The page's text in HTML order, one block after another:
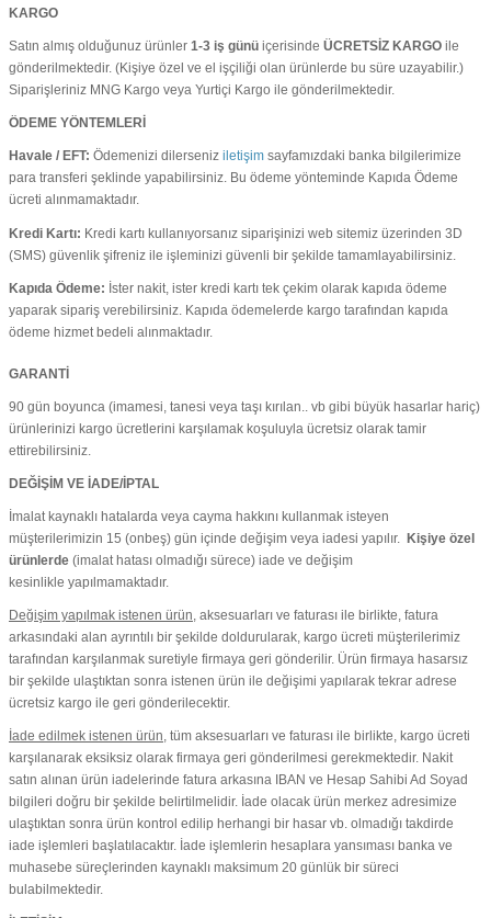
KARGO
Satın almış olduğunuz ürünler 1-3 iş günü içerisinde ÜCRETSİZ KARGO ile
gönderilmektedir. (Kişiye özel ve el işçiliği olan ürünlerde bu süre uzayabilir.)
Siparişleriniz MNG Kargo veya Yurtiçi Kargo ile gönderilmektedir.
ÖDEME YÖNTEMLERİ
Havale / EFT: Ödemenizi dilerseniz iletişim sayfamızdaki banka bilgilerimize
para transferi şeklinde yapabilirsiniz. Bu ödeme yönteminde Kapıda Ödeme
ücreti alınmamaktadır.
Kredi Kartı: Kredi kartı kullanıyorsanız siparişinizi web sitemiz üzerinden 3D
(SMS) güvenlik şifreniz ile işleminizi güvenli bir şekilde tamamlayabilirsiniz.
Kapıda Ödeme: İster nakit, ister kredi kartı tek çekim olarak kapıda ödeme
yaparak sipariş verebilirsiniz. Kapıda ödemelerde kargo tarafından kapıda
ödeme hizmet bedeli alınmaktadır.
GARANTİ
90 gün boyunca (imamesi, tanesi veya taşı kırılan.. vb gibi büyük hasarlar hariç)
ürünlerinizi kargo ücretlerini karşılamak koşuluyla ücretsiz olarak tamir
ettirebilirsiniz.
DEĞİŞİM VE İADE/İPTAL
İmalat kaynaklı hatalarda veya cayma hakkını kullanmak isteyen
müşterilerimizin 15 (onbeş) gün içinde değişim veya iadesi yapılır. Kişiye özel
ürünlerde (imalat hatası olmadığı sürece) iade ve değişim
kesinlikle yapılmamaktadır.
Değişim yapılmak istenen ürün, aksesuarları ve faturası ile birlikte, fatura
arkasındaki alan ayrıntılı bir şekilde doldurularak, kargo ücreti müşterilerimiz
tarafından karşılanmak suretiyle firmaya geri gönderilir. Ürün firmaya hasarsız
bir şekilde ulaştıktan sonra istenen ürün ile değişimi yapılarak tekrar adrese
ücretsiz kargo ile geri gönderilecektir.
İade edilmek istenen ürün, tüm aksesuarları ve faturası ile birlikte, kargo ücreti
karşılanarak eksiksiz olarak firmaya geri gönderilmesi gerekmektedir. Nakit
satın alınan ürün iadelerinde fatura arkasına IBAN ve Hesap Sahibi Ad Soyad
bilgileri doğru bir şekilde belirtilmelidir. İade olacak ürün merkez adresimize
ulaştıktan sonra ürün kontrol edilip herhangi bir hasar vb. olmadığı takdirde
iade işlemleri başlatılacaktır. İade işlemlerin hesaplara yansıması banka ve
muhasebe süreçlerinden kaynaklı maksimum 20 günlük bir süreci
bulabilmektedir.